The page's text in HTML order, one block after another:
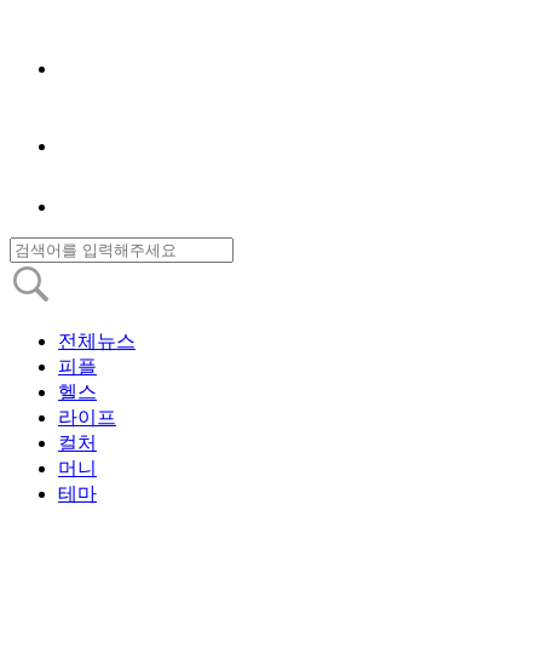
전체뉴스
피플
헬스
라이프
컬처
머니
테마